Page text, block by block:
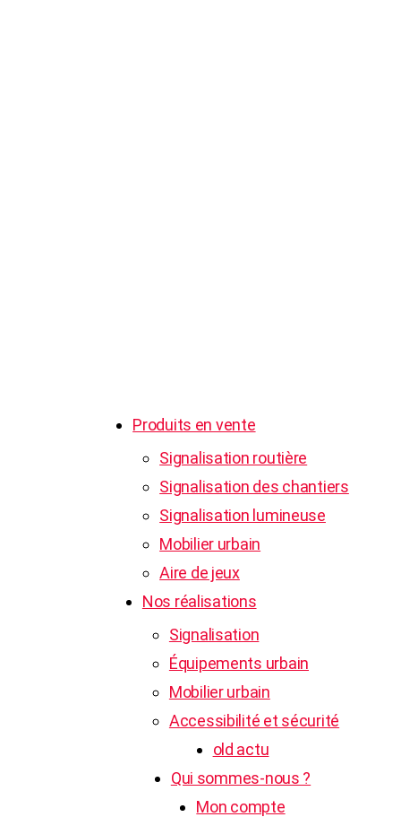
Produits en vente
Signalisation routière
Signalisation des chantiers
Signalisation lumineuse
Mobilier urbain
Aire de jeux
Nos réalisations
Signalisation
Équipements urbain
Mobilier urbain
Accessibilité et sécurité
old actu
Qui sommes-nous ?
Mon compte